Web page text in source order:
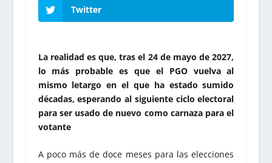
Twitter
La realidad es que, tras el 24 de mayo de 2027,
lo más probable es que el PGO vuelva al
mismo letargo en el que ha estado sumido
décadas, esperando al siguiente ciclo electoral
para ser usado de nuevo como carnaza para el
votante
A poco más de doce meses para las elecciones